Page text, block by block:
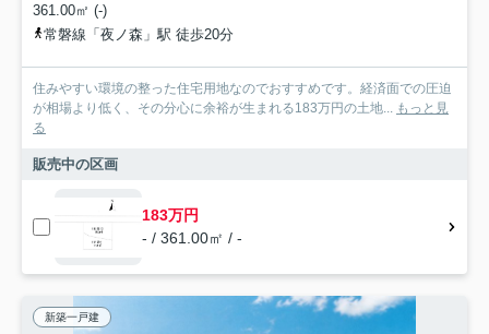
361.00㎡ (-)
常磐線「夜ノ森」駅 徒歩20分
住みやすい環境の整った住宅用地なのでおすすめです。経済面での圧迫
が相場より低く、その分心に余裕が生まれる183万円の土地... もっと見
る
販売中の区画
183万円
- / 361.00㎡ / -
新築一戸建